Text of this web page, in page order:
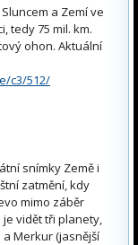
a Zemí ve
tedy 75 mil. km.
ohon. Aktuální
c3/512/
snímky Země i
zatmění, kdy
mimo záběr
vidět tři planety,
Merkur (jasnější